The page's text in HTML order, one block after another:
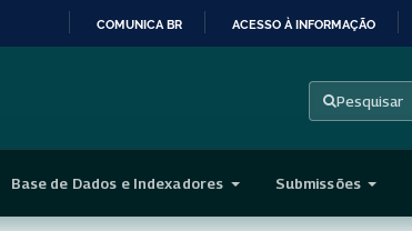
CONTEÚDO
COMUNICA BR ACESSO À INFORMAÇÃO
Pesquisar
Base de Dados e Indexadores Submissões